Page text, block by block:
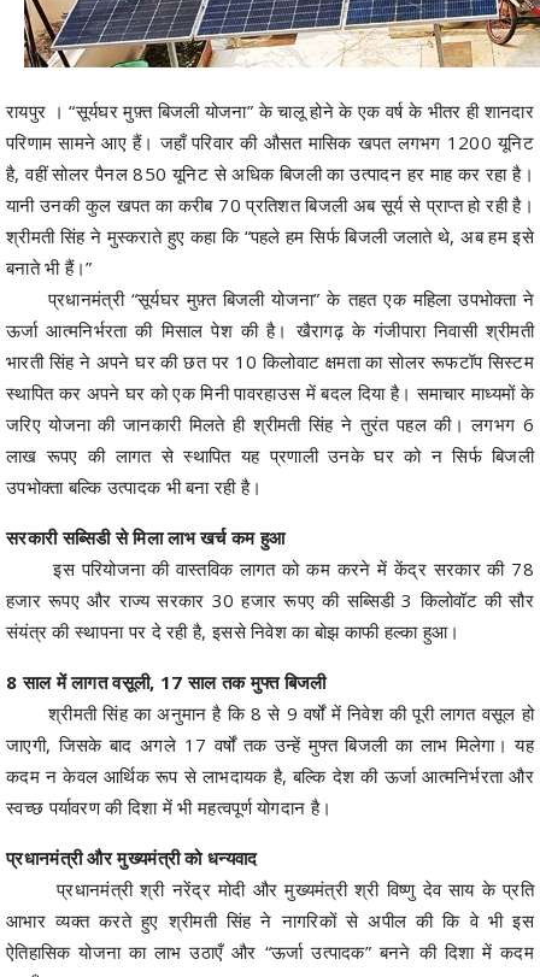
रायपुर । “सूर्यघर मुफ़्त बिजली योजना” के चालू होने के एक वर्ष के भीतर ही शानदार
परिणाम सामने आए हैं। जहाँ परिवार की औसत मासिक खपत लगभग 1200 यूनिट
है, वहीं सोलर पैनल 850 यूनिट से अधिक बिजली का उत्पादन हर माह कर रहा है।
यानी उनकी कुल खपत का करीब 70 प्रतिशत बिजली अब सूर्य से प्राप्त हो रही है।
श्रीमती सिंह ने मुस्कराते हुए कहा कि “पहले हम सिर्फ बिजली जलाते थे, अब हम इसे
बनाते भी हैं।”
प्रधानमंत्री “सूर्यघर मुफ़्त बिजली योजना” के तहत एक महिला उपभोक्ता ने
ऊर्जा आत्मनिर्भरता की मिसाल पेश की है। खैरागढ़ के गंजीपारा निवासी श्रीमती
भारती सिंह ने अपने घर की छत पर 10 किलोवाट क्षमता का सोलर रूफटॉप सिस्टम
स्थापित कर अपने घर को एक मिनी पावरहाउस में बदल दिया है। समाचार माध्यमों के
जरिए योजना की जानकारी मिलते ही श्रीमती सिंह ने तुरंत पहल की। लगभग 6
लाख रूपए की लागत से स्थापित यह प्रणाली उनके घर को न सिर्फ बिजली
उपभोक्ता बल्कि उत्पादक भी बना रही है।
सरकारी सब्सिडी से मिला लाभ खर्च कम हुआ
इस परियोजना की वास्तविक लागत को कम करने में केंद्र सरकार की 78
हजार रूपए और राज्य सरकार 30 हजार रूपए की सब्सिडी 3 किलोवॉट की सौर
संयंत्र की स्थापना पर दे रही है, इससे निवेश का बोझ काफी हल्का हुआ।
8 साल में लागत वसूली, 17 साल तक मुफ्त बिजली
श्रीमती सिंह का अनुमान है कि 8 से 9 वर्षों में निवेश की पूरी लागत वसूल हो
जाएगी, जिसके बाद अगले 17 वर्षों तक उन्हें मुफ्त बिजली का लाभ मिलेगा। यह
कदम न केवल आर्थिक रूप से लाभदायक है, बल्कि देश की ऊर्जा आत्मनिर्भरता और
स्वच्छ पर्यावरण की दिशा में भी महत्वपूर्ण योगदान है।
प्रधानमंत्री और मुख्यमंत्री को धन्यवाद
प्रधानमंत्री श्री नरेंद्र मोदी और मुख्यमंत्री श्री विष्णु देव साय के प्रति
आभार व्यक्त करते हुए श्रीमती सिंह ने नागरिकों से अपील की कि वे भी इस
ऐतिहासिक योजना का लाभ उठाएँ और “ऊर्जा उत्पादक” बनने की दिशा में कदम